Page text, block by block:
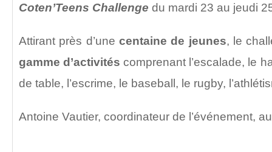
Coten’Teens Challenge du mardi 23 au jeudi
Attirant près d’une centaine de jeunes, le
gamme d’activités comprenant l’escalade, le
de table, l’escrime, le baseball, le rugby,
Antoine Vautier, coordinateur de l’événement,